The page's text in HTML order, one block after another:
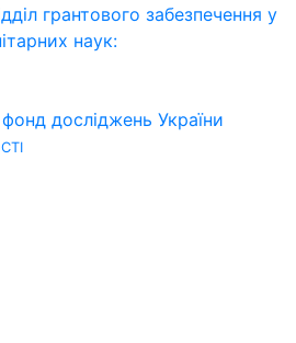
грантового забезпечення у
наук:
досліджень України